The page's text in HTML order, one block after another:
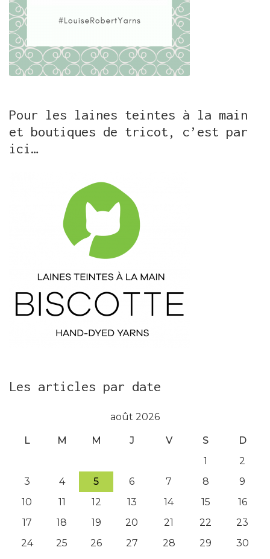
Pour les laines teintes à la main
et boutiques de tricot, c’est par
ici…
Les articles par date
août 2026
L M M J V S
D
1
2
3
4 5 6 7 8
9
10
11 12 13 14 15
16
17
18 19 20 21 22
23
24
25 26 27 28 29
30